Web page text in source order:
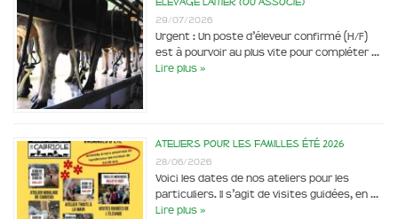
29/07/2026
Urgent : Un poste d’éleveur confirmé (H/F)
est à pourvoir au plus vite pour compléter …
Lire plus »
Ateliers pour les familles été 2026
28/06/2026
Voici les dates de nos ateliers pour les
particuliers. Il s’agit de visites guidées, en …
Lire plus »